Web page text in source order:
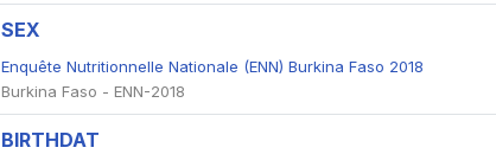
SEX
Enquête Nutritionnelle Nationale (ENN) Burkina Faso 2018
Burkina Faso - ENN-2018
BIRTHDAT